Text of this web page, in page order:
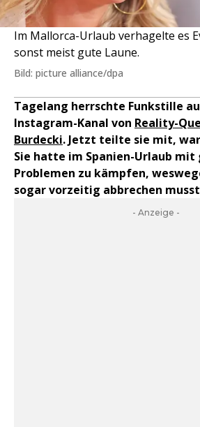
Im Mallorca-Urlaub verhagelte es
sonst meist gute Laune.
Bild: picture alliance/dpa
Tagelang herrschte Funkstille
Instagram-Kanal von Reality-
Burdecki. Jetzt teilte sie mit,
Sie hatte im Spanien-Urlaub
Problemen zu kämpfen,
sogar vorzeitig abbrechen
- Anzeige -